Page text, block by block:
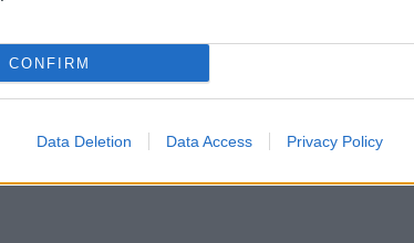
CONFIRM
Data Deletion Data Access Privacy Policy